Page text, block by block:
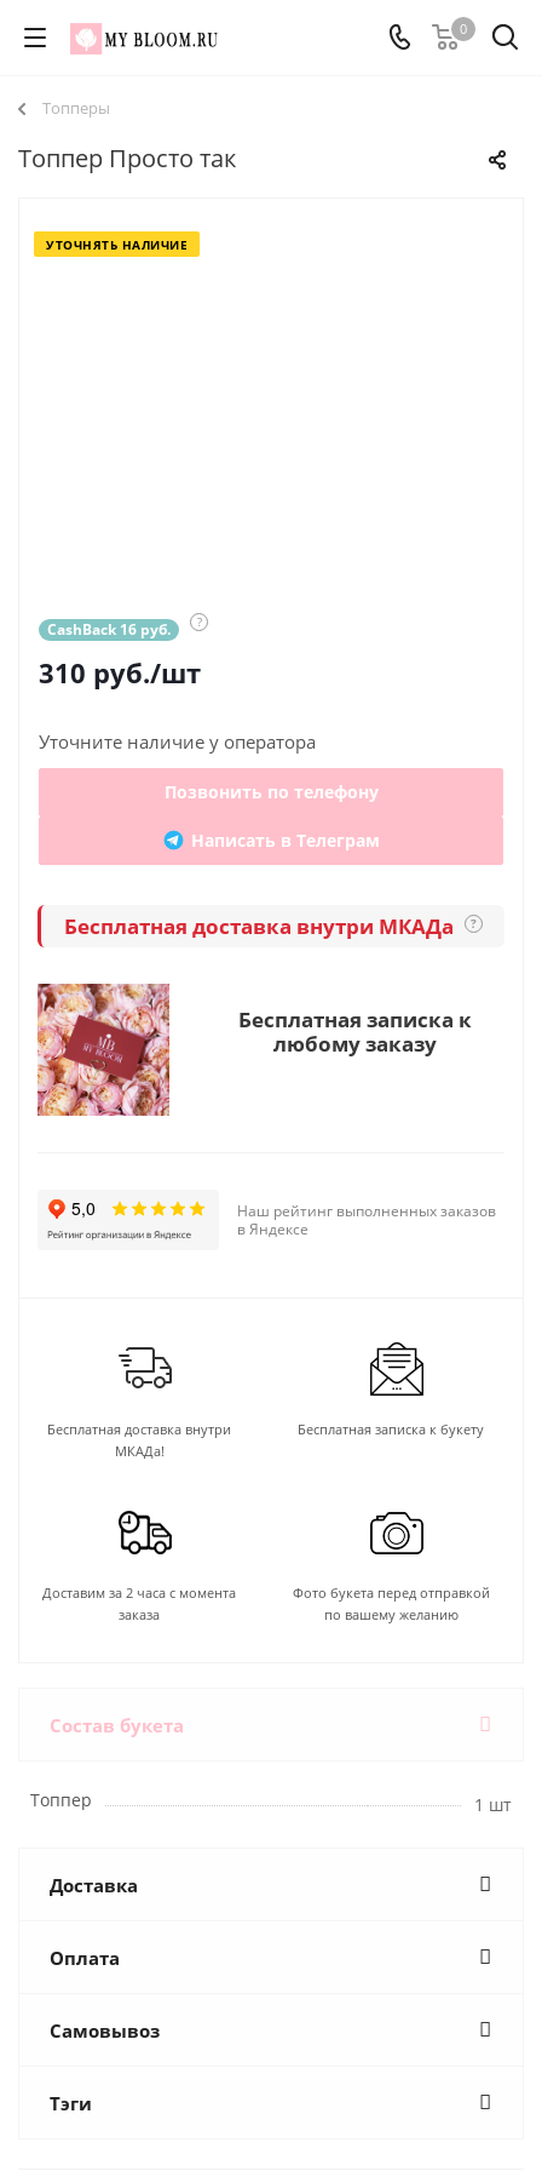
0
Топперы
Топпер Просто так
УТОЧНЯТЬ НАЛИЧИЕ
CashBack 16 руб. ?
310 руб./шт
Уточните наличие у оператора
Позвонить по телефону
Написать в Телеграм
Бесплатная доставка внутри МКАДа ?
Бесплатная записка к
любому заказу
Наш рейтинг выполненных заказов
в Яндексе
Бесплатная доставка внутри
МКАДа!
Бесплатная записка к букету
Доставим за 2 часа с момента
заказа
Фото букета перед отправкой
по вашему желанию
Состав букета
Топпер 1 шт
Доставка
Оплата
Самовывоз
Тэги